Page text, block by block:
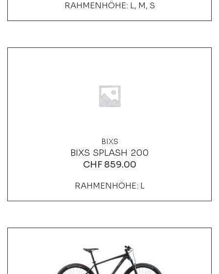
RAHMENHÖHE: L, M, S
BIXS
BIXS SPLASH 200
CHF859.00
RAHMENHÖHE: L